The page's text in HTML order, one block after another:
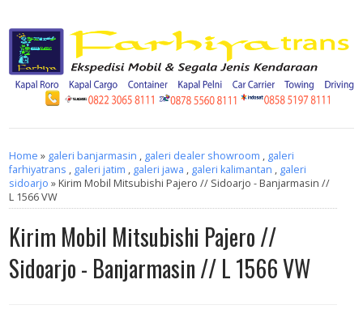
Home » galeri banjarmasin , galeri dealer showroom , galeri
farhiyatrans , galeri jatim , galeri jawa , galeri kalimantan , galeri
sidoarjo » Kirim Mobil Mitsubishi Pajero // Sidoarjo - Banjarmasin //
L 1566 VW
Kirim Mobil Mitsubishi Pajero //
Sidoarjo - Banjarmasin // L 1566 VW